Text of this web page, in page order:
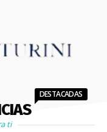
DESTACADAS
ti